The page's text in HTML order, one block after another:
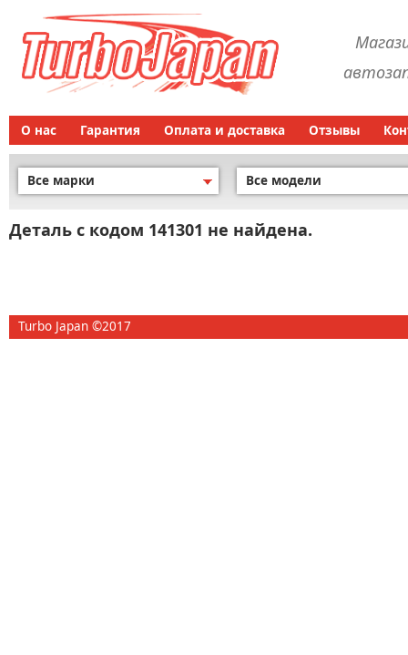
О нас Гарантия Оплата и доставка Отзывы
Все марки Все модели
Деталь с кодом 141301 не найдена.
Turbo Japan ©2017